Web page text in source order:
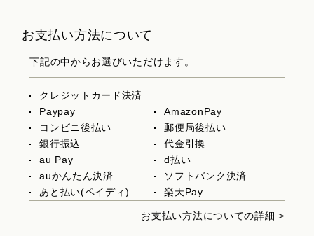
お支払い方法について
下記の中からお選びいただけます。
クレジットカード決済
Paypay
AmazonPay
コンビニ後払い
郵便局後払い
銀行振込
代金引換
au Pay
d払い
auかんたん決済
ソフトバンク決済
あと払い(ペイディ)
楽天Pay
お支払い方法についての詳細 >